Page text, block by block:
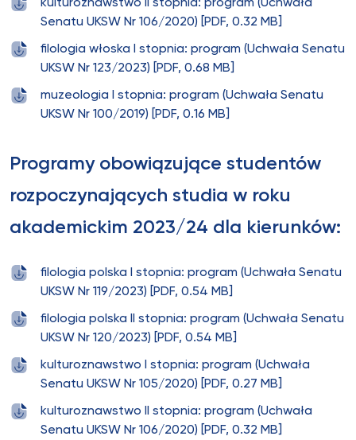
kulturoznawstwo II stopnia: program (Uchwała
Senatu UKSW Nr 106/2020) [PDF, 0.32 MB]
filologia włoska I stopnia: program (Uchwała Senatu
UKSW Nr 123/2023) [PDF, 0.68 MB]
muzeologia I stopnia: program (Uchwała Senatu
UKSW Nr 100/2019) [PDF, 0.16 MB]
Programy obowiązujące studentów
rozpoczynających studia w roku
akademickim 2023/24 dla kierunków:
filologia polska I stopnia: program (Uchwała Senatu
UKSW Nr 119/2023) [PDF, 0.54 MB]
filologia polska II stopnia: program (Uchwała Senatu
UKSW Nr 120/2023) [PDF, 0.54 MB]
kulturoznawstwo I stopnia: program (Uchwała
Senatu UKSW Nr 105/2020) [PDF, 0.27 MB]
kulturoznawstwo II stopnia: program (Uchwała
Senatu UKSW Nr 106/2020) [PDF, 0.32 MB]